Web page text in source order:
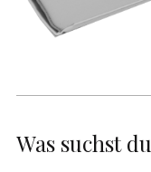
Was suchst du